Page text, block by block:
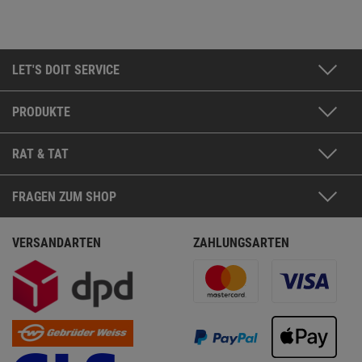
LET'S DOIT SERVICE
PRODUKTE
RAT & TAT
FRAGEN ZUM SHOP
VERSANDARTEN ZAHLUNGSARTEN